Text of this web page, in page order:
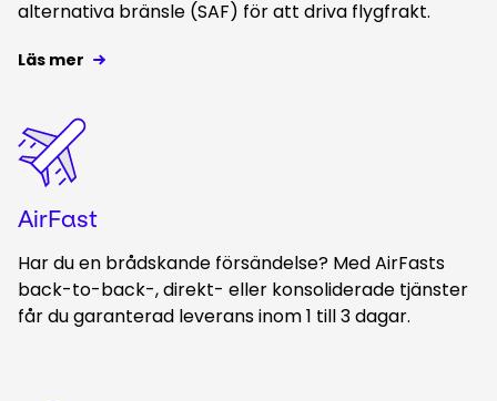
alternativa bränsle (SAF) för att driva flygfrakt.
Läs mer
Keepeek
AirFast
Har du en brådskande försändelse? Med AirFasts
back-to-back-, direkt- eller konsoliderade tjänster
får du garanterad leverans inom 1 till 3 dagar.